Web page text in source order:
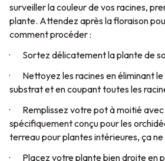
surveiller la couleur de vos racines,
plante. Attendez après la floraison
comment procéder :
· Sortez délicatement la plante de
· Nettoyez les racines en éliminant le
substrat et en coupant toutes les
· Remplissez votre pot à moitié avec
spécifiquement conçu pour les
terreau pour plantes intérieures, ça
· Placez votre plante bien droite en